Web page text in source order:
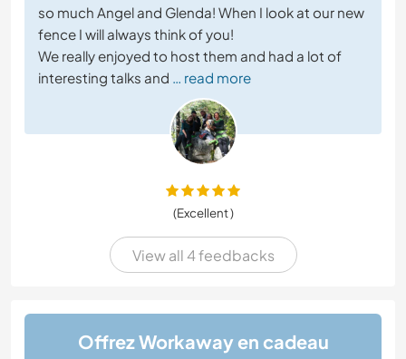
so much Angel and Glenda! When I look at our new
fence I will always think of you!
We really enjoyed to host them and had a lot of
interesting talks and … read more
(Excellent )
View all 4 feedbacks
Offrez Workaway en cadeau